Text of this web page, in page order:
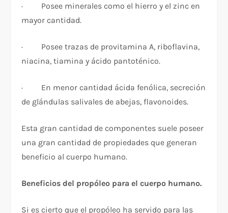
· Posee minerales como el hierro y el zinc en
mayor cantidad.
· Posee trazas de provitamina A, riboflavina,
niacina, tiamina y ácido pantoténico.
· En menor cantidad ácida fenólica, secreción
de glándulas salivales de abejas, flavonoides.
Esta gran cantidad de componentes suele poseer
una gran cantidad de propiedades que generan
beneficio al cuerpo humano.
Beneficios del propóleo para el cuerpo humano.
Si es cierto que el propóleo ha servido para las